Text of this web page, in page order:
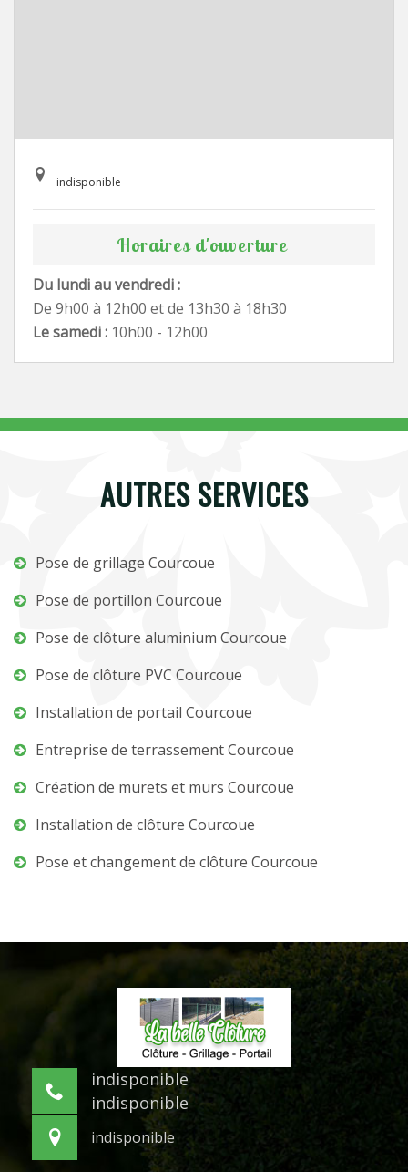
indisponible
Horaires d'ouverture
Du lundi au vendredi :
De 9h00 à 12h00 et de 13h30 à 18h30
Le samedi : 10h00 - 12h00
AUTRES SERVICES
Pose de grillage Courcoue
Pose de portillon Courcoue
Pose de clôture aluminium Courcoue
Pose de clôture PVC Courcoue
Installation de portail Courcoue
Entreprise de terrassement Courcoue
Création de murets et murs Courcoue
Installation de clôture Courcoue
Pose et changement de clôture Courcoue
indisponible
indisponible
indisponible